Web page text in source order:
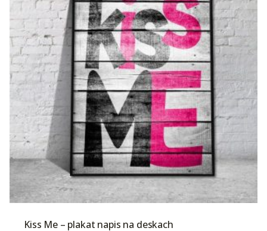
Kiss Me – plakat napis na deskach